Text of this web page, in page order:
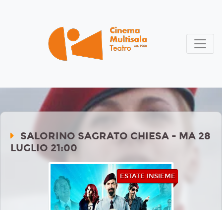
SALORINO SAGRATO CHIESA - MA 28
LUGLIO 21:00
ESTATE INSIEME